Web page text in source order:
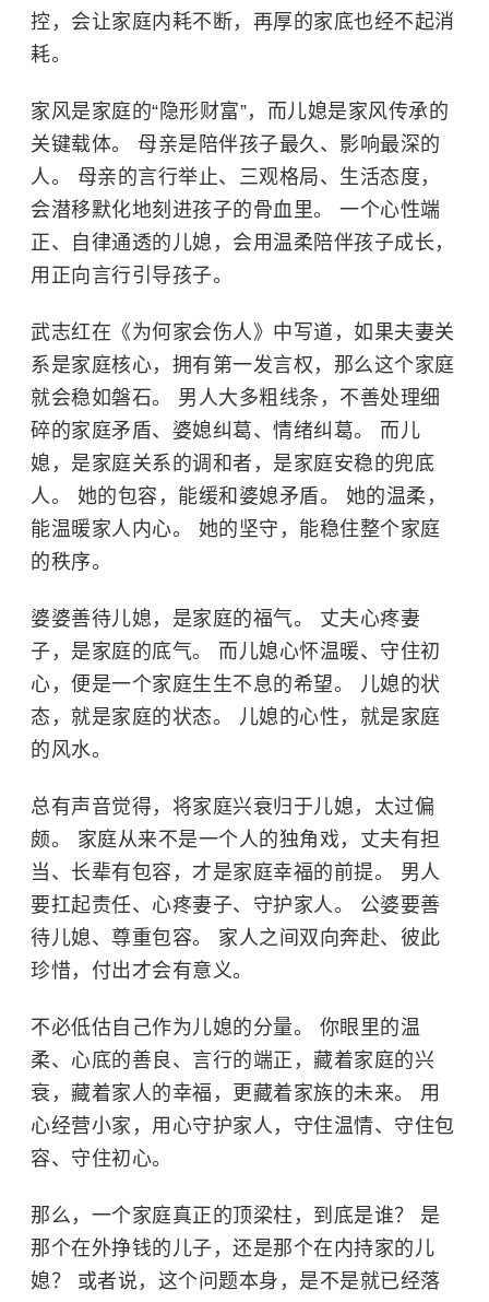
控，会让家庭内耗不断，再厚的家底也经不起消
耗。
家风是家庭的“隐形财富”，而儿媳是家风传承的
关键载体。 母亲是陪伴孩子最久、影响最深的
人。 母亲的言行举止、三观格局、生活态度，
会潜移默化地刻进孩子的骨血里。 一个心性端
正、自律通透的儿媳，会用温柔陪伴孩子成长，
用正向言行引导孩子。
武志红在《为何家会伤人》中写道，如果夫妻关
系是家庭核心，拥有第一发言权，那么这个家庭
就会稳如磐石。 男人大多粗线条，不善处理细
碎的家庭矛盾、婆媳纠葛、情绪纠葛。 而儿
媳，是家庭关系的调和者，是家庭安稳的兜底
人。 她的包容，能缓和婆媳矛盾。 她的温柔，
能温暖家人内心。 她的坚守，能稳住整个家庭
的秩序。
婆婆善待儿媳，是家庭的福气。 丈夫心疼妻
子，是家庭的底气。 而儿媳心怀温暖、守住初
心，便是一个家庭生生不息的希望。 儿媳的状
态，就是家庭的状态。 儿媳的心性，就是家庭
的风水。
总有声音觉得，将家庭兴衰归于儿媳，太过偏
颇。 家庭从来不是一个人的独角戏，丈夫有担
当、长辈有包容，才是家庭幸福的前提。 男人
要扛起责任、心疼妻子、守护家人。 公婆要善
待儿媳、尊重包容。 家人之间双向奔赴、彼此
珍惜，付出才会有意义。
不必低估自己作为儿媳的分量。 你眼里的温
柔、心底的善良、言行的端正，藏着家庭的兴
衰，藏着家人的幸福，更藏着家族的未来。 用
心经营小家，用心守护家人，守住温情、守住包
容、守住初心。
那么，一个家庭真正的顶梁柱，到底是谁？ 是
那个在外挣钱的儿子，还是那个在内持家的儿
媳？ 或者说，这个问题本身，是不是就已经落